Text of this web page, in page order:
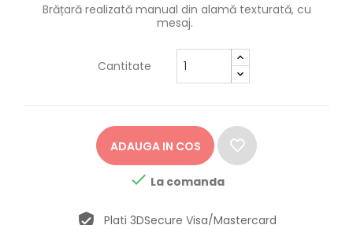
Brățară realizată manual din alamă texturată, cu
mesaj.
Cantitate
ADAUGA IN COS
 La comanda
Plati 3DSecure Visa/Mastercard